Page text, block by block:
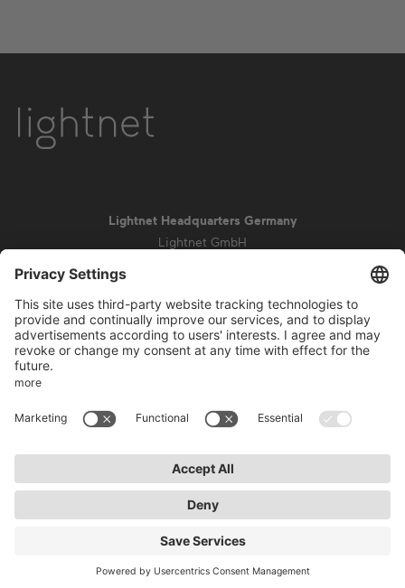
Lightnet Headquarters Germany
Lightnet GmbH
info@lightnet.de
Aviso de privacidad
Conditions de garantie
Accessibilité